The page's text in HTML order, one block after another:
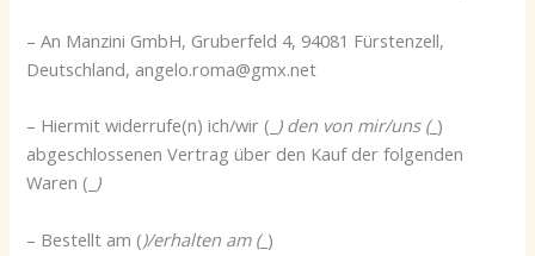
– An Manzini GmbH, Gruberfeld 4, 94081 Fürstenzell,
Deutschland, angelo.roma@gmx.net
– Hiermit widerrufe(n) ich/wir (_ ) den von mir/uns (_)
abgeschlossenen Vertrag über den Kauf der folgenden
Waren (_ )
– Bestellt am ()/erhalten am (_)